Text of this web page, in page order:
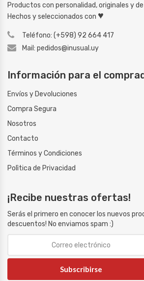
Productos con personalidad, originales y
Hechos y seleccionados con ♥
Teléfono: (+598) 92 664 417
Mail: pedidos@inusual.uy
Información para el
Envíos y Devoluciones
Compra Segura
Nosotros
Contacto
Términos y Condiciones
Polìtica de Privacidad
¡Recibe nuestras ofertas!
Serás el primero en conocer los nuevos
descuentos! No enviamos spam :)
Subscribirse